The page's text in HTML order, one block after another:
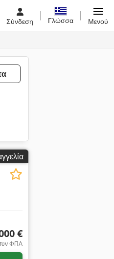
Σύνδεση Γλώσσα Μενού
€
συν ΦΠΑ